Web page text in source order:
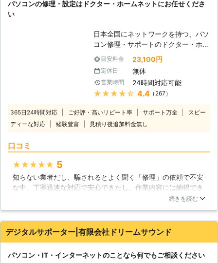
パソコンの修理・設定はドクター・ホームネットにお任せくださ
い
日本全国にネットワークを持つ、パソ
コン修理・サポートのドクター・ホー
ムネット。高品質のサービスが選ばれ
て年間10万件以上のサポート実績が
あります。「起動しない」、「インタ
ーネットが繋がらない」、「ウイルス
に感染した」、「データを誤って削除
を最短即日で駆けつけて、その場で解
決。メーカー・年式問わず、すべての
能です。365日年中無休で、土日祝も
対応！！お気軽にお問い合わせくださ
せる時にちょっとぶつけてしまっただ
けでも故障してしまうことがあり、扱
に清掃を行わないと、埃などが原因で
目安料金 23,100円
定休日 無休
営業時間 24時間対応可能
★★★★★ 4.4（267）
365日24時間対応 ご好評・高いリピート率 サポート万全
スピー
ディーな対応
経験豊富 見積り後追加料金無し
口コミ
★★★★★ 5
知らない業者だし、騙されるとよく聞く「修理」の依頼で不安
な中、丁寧迅速な対応で安心できたし、作業内容には納得でき
ています。金額はやや高めだなぁ…と思いましたが、問題は解
岡山県 岡山市北区 2026年07月31日
続きを読む
デジタルサポーター|有限会社ドリームサウンド
パソコン・IT・インターネットのことなら何でもご相談ください